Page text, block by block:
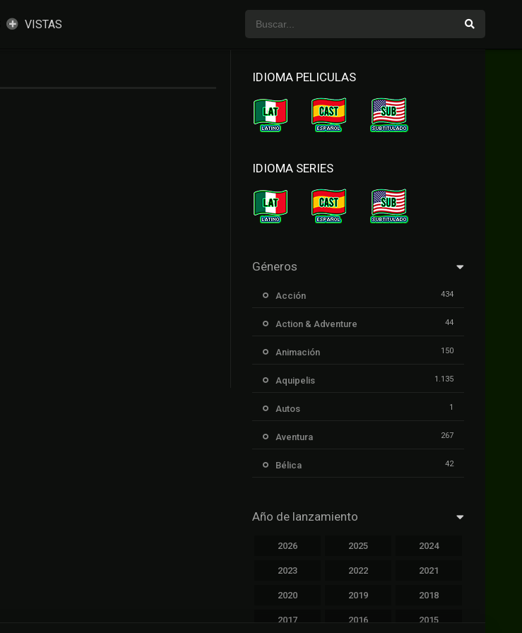
VISTAS
IDIOMA PELICULAS
IDIOMA SERIES
Géneros
Acción 434
Action & Adventure 44
Animación 150
Aquipelis 1.135
Autos 1
Aventura 267
Bélica 42
Cinecalidad
Cinetux 1.139
Año de lanzamiento
2026 2025 2024
2023 2022 2021
2020 2019 2018
2017 2016 2015